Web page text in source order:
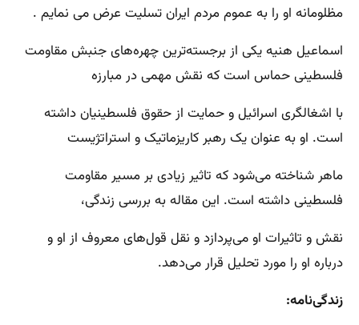
مظلومانه او را به عموم مردم ایران تسلیت عرض می نمایم .
اسماعیل هنیه یکی از برجسته‌ترین چهره‌های جنبش مقاومت
فلسطینی حماس است که نقش مهمی در مبارزه
با اشغالگری اسرائیل و حمایت از حقوق فلسطینیان داشته
است. او به عنوان یک رهبر کاریزماتیک و استراتژیست
ماهر شناخته می‌شود که تاثیر زیادی بر مسیر مقاومت
فلسطینی داشته است. این مقاله به بررسی زندگی،
نقش و تاثیرات او می‌پردازد و نقل قول‌های معروف از او و
درباره او را مورد تحلیل قرار می‌دهد.
زندگی‌نامه: